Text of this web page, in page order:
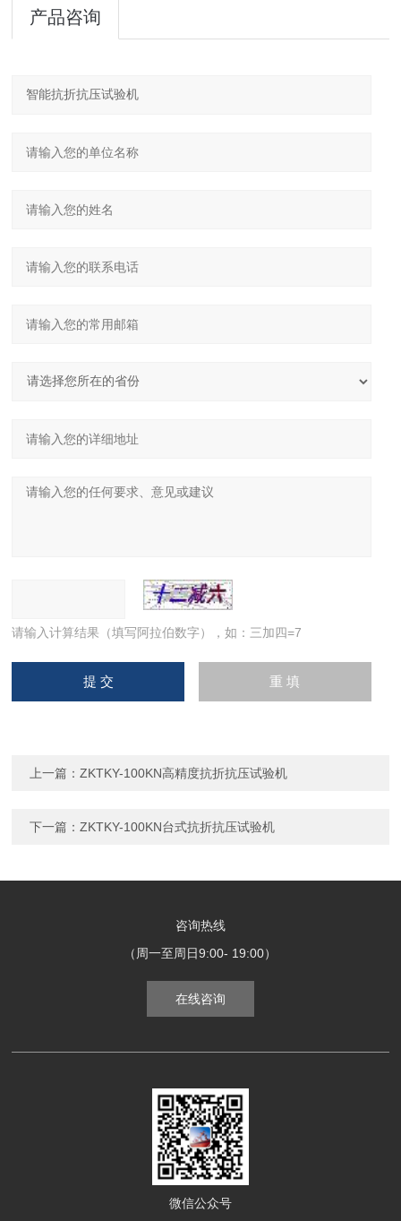
产品咨询
请输入计算结果（填写阿拉伯数字），如：三加四=7
上一篇：ZKTKY-100KN高精度抗折抗压试验机
下一篇：ZKTKY-100KN台式抗折抗压试验机
咨询热线
（周一至周日9:00- 19:00）
在线咨询
微信公众号